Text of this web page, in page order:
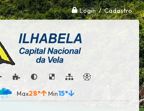
Login / Cadastro
28° 15°